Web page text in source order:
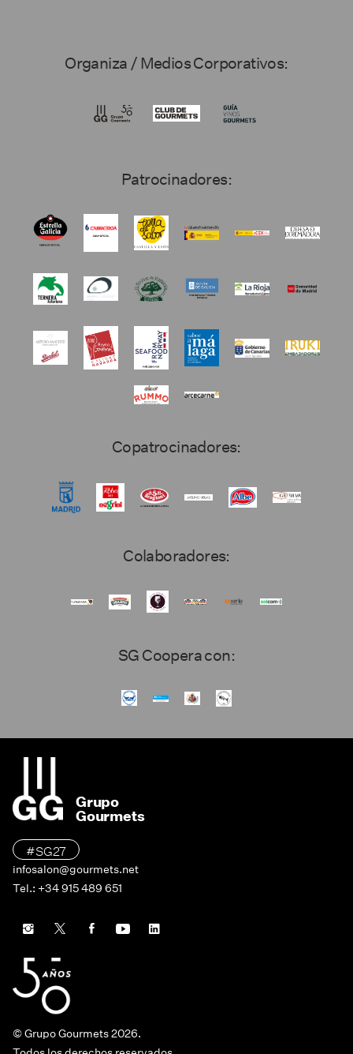
Organiza / Medios Corporativos:
Patrocinadores:
Copatrocinadores:
Colaboradores:
SG Coopera con:
Grupo
Gourmets
#SG27
infosalon@gourmets.net
Tel.: +34 915 489 651
© Grupo Gourmets 2026.